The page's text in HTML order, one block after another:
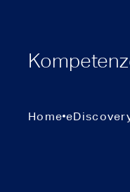
Home